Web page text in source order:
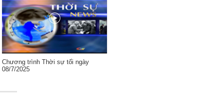
Chương trình Thời sự tối ngày
08/7/2025